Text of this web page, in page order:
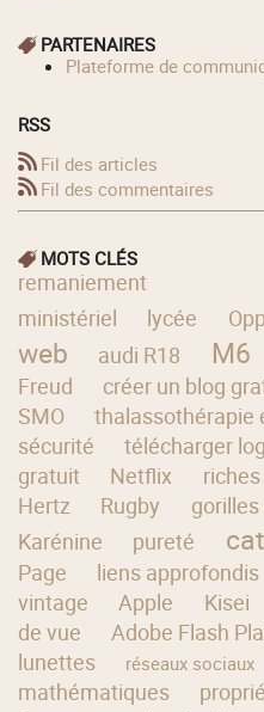
PARTENAIRES
Plateforme de
RSS
Fil des articles
Fil des commentaires
MOTS CLÉS
remaniement
ministériel
lycée
web
audi R18 M6
Freud
créer un blog
SMO
thalassothérapie
sécurité
télécharger
gratuit
Netflix riches
Hertz
Rugby
Karénine
pureté
Page
liens approfondis
vintage
Apple Kisei
de vue
Adobe Flash
lunettes
réseaux sociaux
mathématiques